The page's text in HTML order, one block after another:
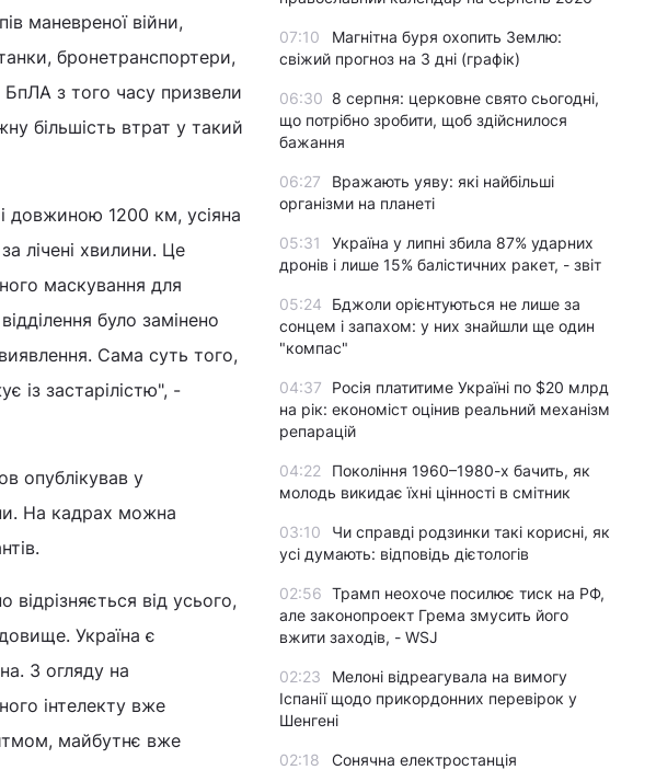
маневреної війни,
бронетранспортери,
з того часу призвели
більшість втрат у такий
довжиною 1200 км, усіяна
лічені хвилини. Це
маскування для
було замінено
Сама суть того,
із застарілістю", -
опублікував у
На кадрах можна
від усього,
Україна є
З огляду на
інтелекту вже
майбутнє вже
07:10
Магнітна буря охопить Землю:
свіжий прогноз на 3 дні (графік)
06:30 8 серпня: церковне свято сьогодні,
що потрібно зробити, щоб здійснилося
бажання
06:27
Вражають уяву: які найбільші
організми на планеті
05:31
Україна у липні збила 87% ударних
дронів і лише 15% балістичних ракет, - звіт
05:24
Бджоли орієнтуються не лише за
сонцем і запахом: у них знайшли ще один
"компас"
04:37
Росія платитиме Україні по $20 млрд
на рік: економіст оцінив реальний механізм
репарацій
04:22
Покоління 1960–1980-х бачить, як
молодь викидає їхні цінності в смітник
03:10
Чи справді родзинки такі корисні, як
усі думають: відповідь дієтологів
02:56 Трамп неохоче посилює тиск на РФ,
але законопроект Грема змусить його
вжити заходів, - WSJ
02:23
Мелоні відреагувала на вимогу
Іспанії щодо прикордонних перевірок у
Шенгені
02:18
Сонячна електростанція